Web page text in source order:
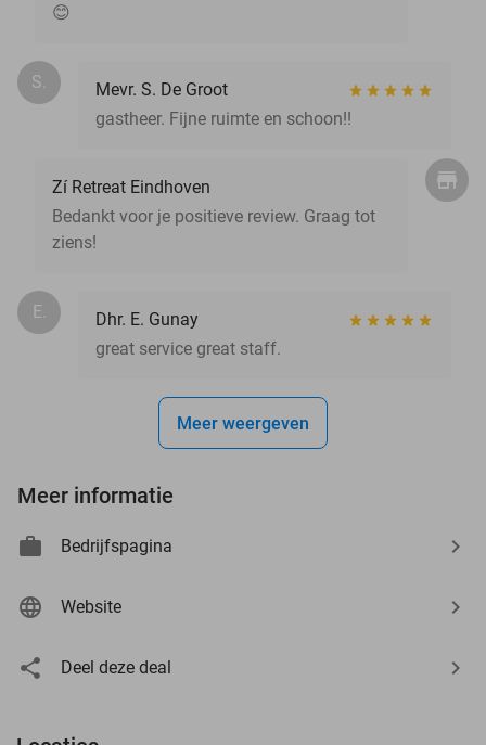
😊
S.
Mevr. S. De Groot
gastheer. Fijne ruimte en schoon!!
Zí Retreat Eindhoven
Bedankt voor je positieve review. Graag tot
ziens!
E.
Dhr. E. Gunay
great service great staff.
Meer weergeven
Meer informatie
Bedrijfspagina
Website
Deel deze deal